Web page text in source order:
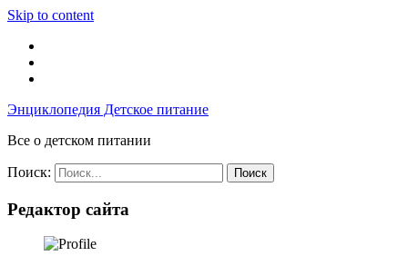
Skip to content
Энциклопедия Детское питание
Все о детском питании
Поиск:
Редактор сайта